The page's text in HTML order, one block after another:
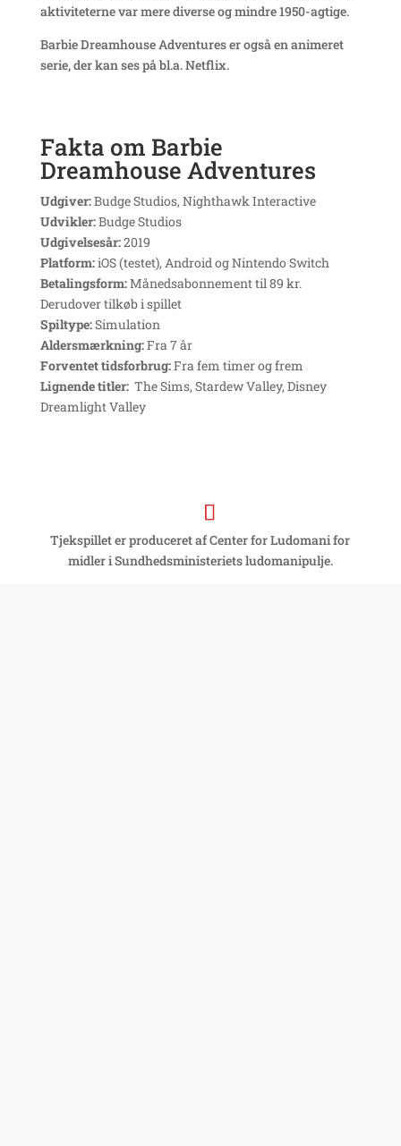
aktiviteterne var mere diverse og mindre 1950-agtige.
Barbie Dreamhouse Adventures er også en animeret
serie, der kan ses på bl.a. Netflix.
Fakta om Barbie
Dreamhouse Adventures
Udgiver:Budge Studios, Nighthawk Interactive
Udvikler:Budge Studios
Udgivelsesår:2019
Platform:iOS (testet), Android og Nintendo Switch
Betalingsform:Månedsabonnement til 89 kr.
Derudover tilkøb i spillet
Spiltype:Simulation
Aldersmærkning:Fra 7 år
Forventet tidsforbrug:Fra fem timer og frem
Lignende titler:The Sims, Stardew Valley, Disney
Dreamlight Valley
Tjekspillet er produceret af Center for Ludomani for
midler i Sundhedsministeriets ludomanipulje.